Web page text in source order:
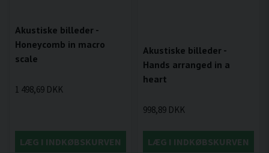
Akustiske billeder -
Honeycomb in macro
scale
1 498,69 DKK
LÆG I INDKØBSKURVEN
Akustiske billeder -
Hands arranged in a
heart
998,89 DKK
LÆG I INDKØBSKURVEN